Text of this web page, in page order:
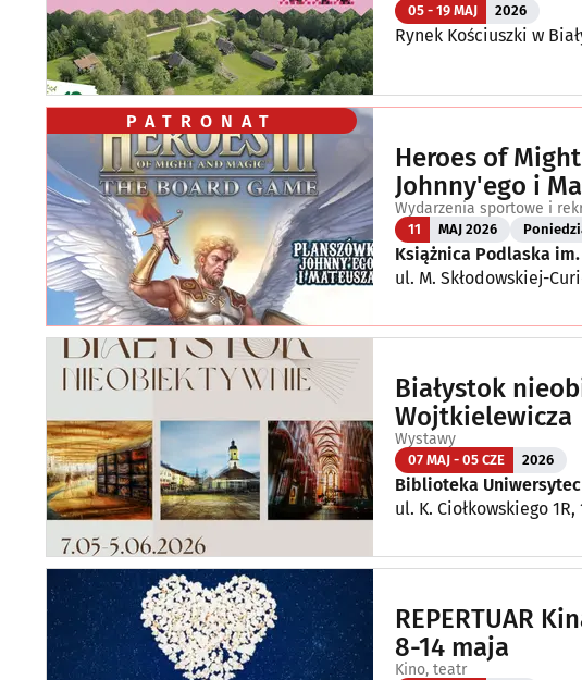
05 - 19 MAJ 2026
Rynek Kościuszki w
PATRONAT
Heroes of
Johnny'ego i
Wydarzenia sportowe i
11 MAJ 2026
Książnica Podlaska
ul. M. Skłodowskiej-
Białystok
Wojtkielewicza
Wystawy
07 MAJ - 05 CZE 2026
Biblioteka
ul. K. Ciołkowskiego
REPERTUAR
8-14 maja
Kino, teatr